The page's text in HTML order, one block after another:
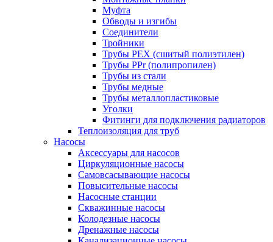
Муфта
Обводы и изгибы
Соединители
Тройники
Трубы PEX (сшитый полиэтилен)
Трубы PPr (полипропилен)
Трубы из стали
Трубы медные
Трубы металлопластиковые
Уголки
Фитинги для подключения радиаторов
Теплоизоляция для труб
Насосы
Аксессуары для насосов
Циркуляционные насосы
Самовсасывающие насосы
Повысительные насосы
Насосные станции
Скважинные насосы
Колодезные насосы
Дренажные насосы